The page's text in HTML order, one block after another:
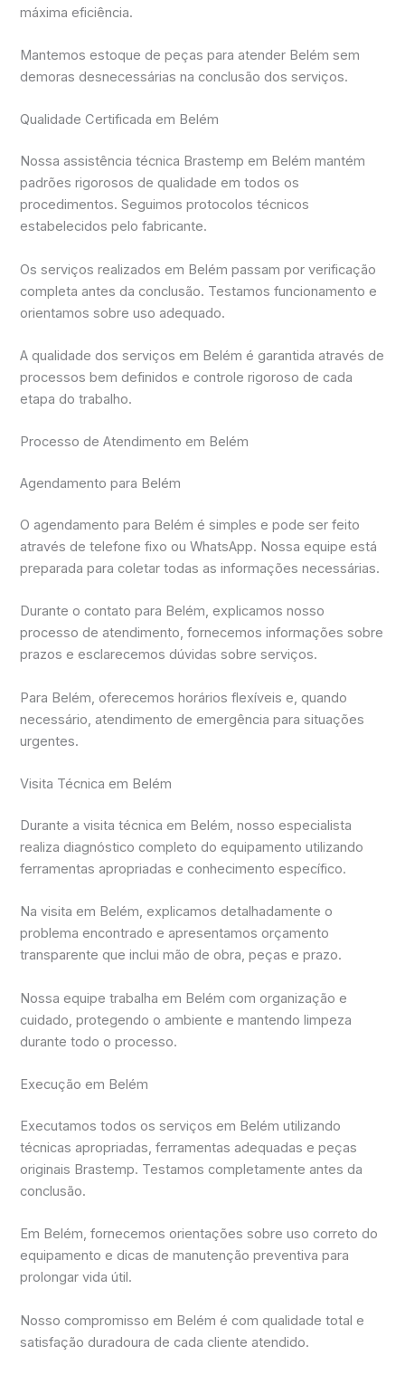
máxima eficiência.
Mantemos estoque de peças para atender Belém sem
demoras desnecessárias na conclusão dos serviços.
Qualidade Certificada em Belém
Nossa assistência técnica Brastemp em Belém mantém
padrões rigorosos de qualidade em todos os
procedimentos. Seguimos protocolos técnicos
estabelecidos pelo fabricante.
Os serviços realizados em Belém passam por verificação
completa antes da conclusão. Testamos funcionamento e
orientamos sobre uso adequado.
A qualidade dos serviços em Belém é garantida através de
processos bem definidos e controle rigoroso de cada
etapa do trabalho.
Processo de Atendimento em Belém
Agendamento para Belém
O agendamento para Belém é simples e pode ser feito
através de telefone fixo ou WhatsApp. Nossa equipe está
preparada para coletar todas as informações necessárias.
Durante o contato para Belém, explicamos nosso
processo de atendimento, fornecemos informações sobre
prazos e esclarecemos dúvidas sobre serviços.
Para Belém, oferecemos horários flexíveis e, quando
necessário, atendimento de emergência para situações
urgentes.
Visita Técnica em Belém
Durante a visita técnica em Belém, nosso especialista
realiza diagnóstico completo do equipamento utilizando
ferramentas apropriadas e conhecimento específico.
Na visita em Belém, explicamos detalhadamente o
problema encontrado e apresentamos orçamento
transparente que inclui mão de obra, peças e prazo.
Nossa equipe trabalha em Belém com organização e
cuidado, protegendo o ambiente e mantendo limpeza
durante todo o processo.
Execução em Belém
Executamos todos os serviços em Belém utilizando
técnicas apropriadas, ferramentas adequadas e peças
originais Brastemp. Testamos completamente antes da
conclusão.
Em Belém, fornecemos orientações sobre uso correto do
equipamento e dicas de manutenção preventiva para
prolongar vida útil.
Nosso compromisso em Belém é com qualidade total e
satisfação duradoura de cada cliente atendido.